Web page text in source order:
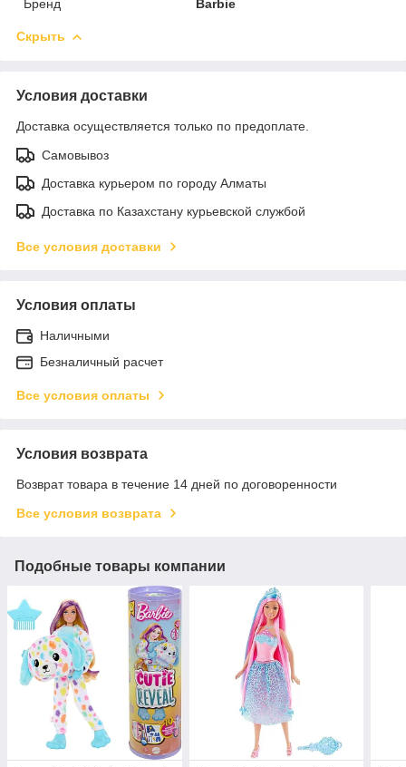
Бренд
Barbie
Скрыть
Условия доставки
Доставка осуществляется только по предоплате.
Самовывоз
Доставка курьером по городу Алматы
Доставка по Казахстану курьевской службой
Все условия доставки
Условия оплаты
Наличными
Безналичный расчет
Все условия оплаты
Условия возврата
Возврат товара в течение 14 дней по договоренности
Все условия возврата
Подобные товары компании